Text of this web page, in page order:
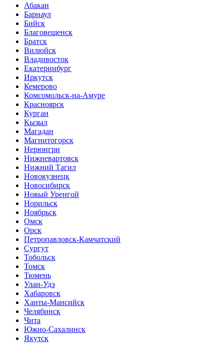
Абакан
Барнаул
Бийск
Благовещенск
Братск
Вилюйск
Владивосток
Екатеринбург
Иркутск
Кемерово
Комсомольск-на-Амуре
Красноярск
Курган
Кызыл
Магадан
Магнитогорск
Нерюнгри
Нижневартовск
Нижний Тагил
Новокузнецк
Новосибирск
Новый Уренгой
Норильск
Ноябрьск
Омск
Орск
Петропавловск-Камчатский
Сургут
Тобольск
Томск
Тюмень
Улан-Удэ
Хабаровск
Ханты-Мансийск
Челябинск
Чита
Южно-Сахалинск
Якутск